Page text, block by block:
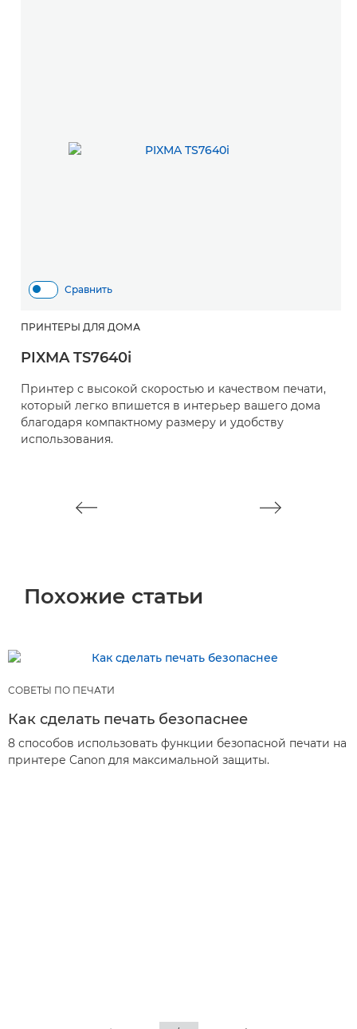
Сравнить
ПРИНТЕРЫ ДЛЯ ДОМА
PIXMA TS7640i
Принтер с высокой скоростью и качеством печати,
который легко впишется в интерьер вашего дома
благодаря компактному размеру и удобству
использования.
Похожие статьи
СОВЕТЫ ПО ПЕЧАТИ
Как сделать печать безопаснее
8 способов использовать функции безопасной печати на
принтере Canon для максимальной защиты.